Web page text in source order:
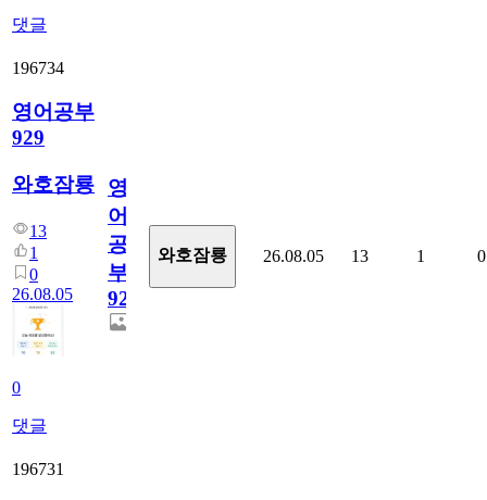
댓글
196734
영어공부
929
와호잠룡
13
1
0
26.08.05
0
댓글
영
어
공
부
929
와호잠룡 26.08.05 13 1 0
196731